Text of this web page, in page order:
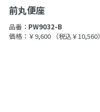
前丸便座
品番： PW9032-B
価格：￥9,600
（税込￥10,560）